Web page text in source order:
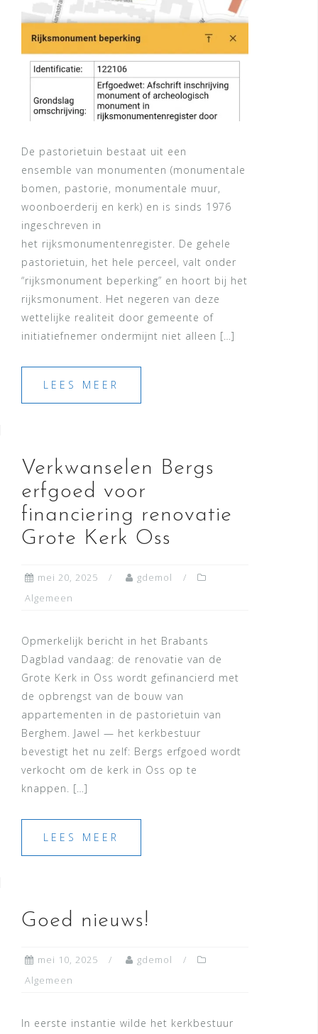
De pastorietuin bestaat uit een
ensemble van monumenten (monumentale
bomen, pastorie, monumentale muur,
woonboerderij en kerk) en is sinds 1976
ingeschreven in
het rijksmonumentenregister. De gehele
pastorietuin, het hele perceel, valt onder
“rijksmonument beperking” en hoort bij het
rijksmonument. Het negeren van deze
wettelijke realiteit door gemeente of
initiatiefnemer ondermijnt niet alleen […]
LEES MEER
Verkwanselen Bergs
erfgoed voor
financiering renovatie
Grote Kerk Oss
mei 20, 2025
gdemol
Algemeen
Opmerkelijk bericht in het Brabants
Dagblad vandaag: de renovatie van de
Grote Kerk in Oss wordt gefinancierd met
de opbrengst van de bouw van
appartementen in de pastorietuin van
Berghem. Jawel — het kerkbestuur
bevestigt het nu zelf: Bergs erfgoed wordt
verkocht om de kerk in Oss op te
knappen. […]
LEES MEER
Goed nieuws!
mei 10, 2025
gdemol
Algemeen
In eerste instantie wilde het kerkbestuur